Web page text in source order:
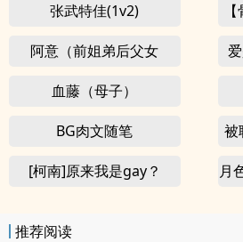
张武特佳(1v2)
阿意（前姐弟后父女
血藤（母子）
BG肉文随笔
被
[柯南]原来我是gay？
月
推荐阅读